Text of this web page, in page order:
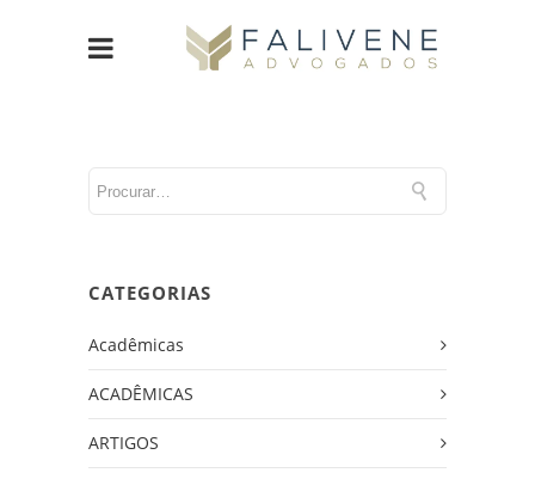
CATEGORIAS
Acadêmicas
ACADÊMICAS
ARTIGOS